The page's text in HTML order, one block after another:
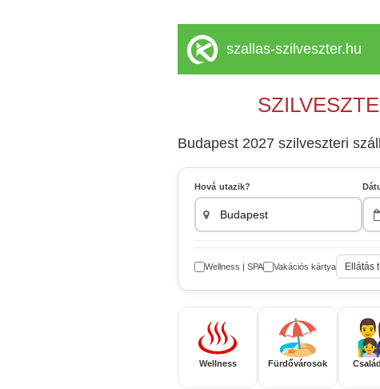
szallas-szilveszter.hu
Budapest 2027 szilveszteri
Hová utazik?
Wellness | SPA Vakációs kártya Ellátás
Wellness Fürdővárosok